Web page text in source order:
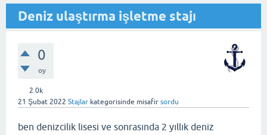
Deniz ulaştırma işletme stajı
0
oy
2.0k
21 Şubat 2022 Stajlar kategorisinde misafir sordu
ben denizcilik lisesi ve sonrasında 2 yıllık deniz